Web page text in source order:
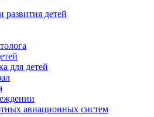
детей
для детей
авиационных систем